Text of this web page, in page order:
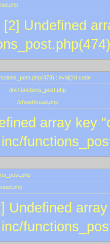
[2] Undefined
: eval()'d code
/inc/functions_post.php
/showthread.php
array key
inc/
Undefined
inc/